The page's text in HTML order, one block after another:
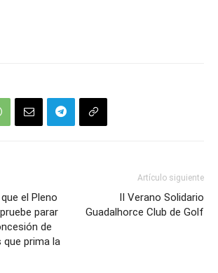
el Pleno
parar
de
que prima la
Artículo siguiente
II Verano Solidario
Guadalhorce Club de Golf